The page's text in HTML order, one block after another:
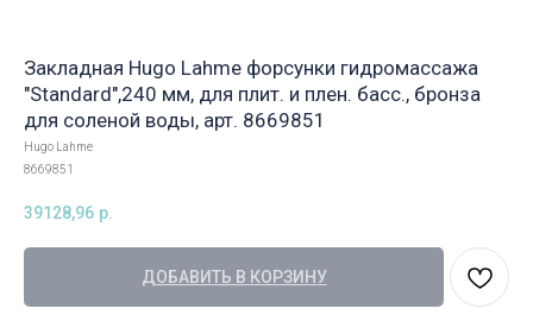
Закладная Hugo Lahme форсунки гидромассажа
"Standard",240 мм, для плит. и плен. басс., бронза
для соленой воды, арт. 8669851
Hugo Lahme
8669851
39128,96 р.
ДОБАВИТЬ В КОРЗИНУ